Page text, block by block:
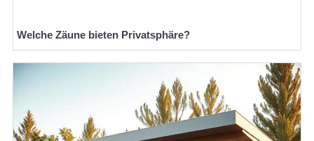
Welche Zäune bieten Privatsphäre?